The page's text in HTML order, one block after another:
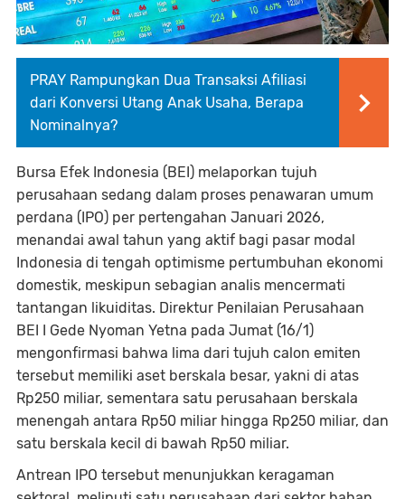
PRAY Rampungkan Dua Transaksi Afiliasi
dari Konversi Utang Anak Usaha, Berapa
Nominalnya?
Bursa Efek Indonesia (BEI) melaporkan tujuh
perusahaan sedang dalam proses penawaran umum
perdana (IPO) per pertengahan Januari 2026,
menandai awal tahun yang aktif bagi pasar modal
Indonesia di tengah optimisme pertumbuhan ekonomi
domestik, meskipun sebagian analis mencermati
tantangan likuiditas. Direktur Penilaian Perusahaan
BEI I Gede Nyoman Yetna pada Jumat (16/1)
mengonfirmasi bahwa lima dari tujuh calon emiten
tersebut memiliki aset berskala besar, yakni di atas
Rp250 miliar, sementara satu perusahaan berskala
menengah antara Rp50 miliar hingga Rp250 miliar, dan
satu berskala kecil di bawah Rp50 miliar.
Antrean IPO tersebut menunjukkan keragaman